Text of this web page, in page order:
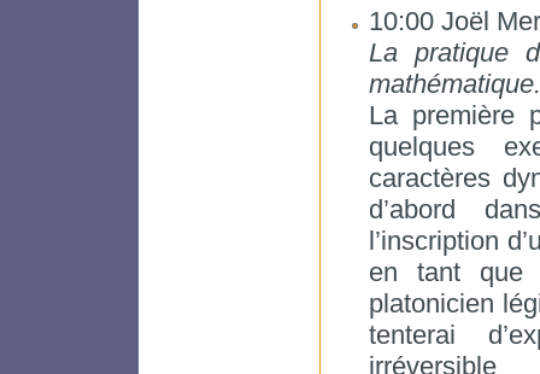
10:00 Joël
La pratique
mathématique.
La première
quelques
caractères
d’abord
l’inscription
en tant que
platonicien
tenterai
irréversible